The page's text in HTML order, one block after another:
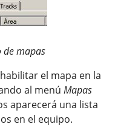
de mapas
el mapa en la
al menú Mapas
aparecerá una lista
en el equipo.